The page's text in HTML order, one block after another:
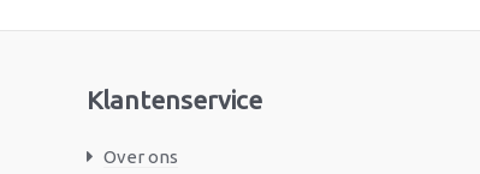
Klantenservice
Over ons